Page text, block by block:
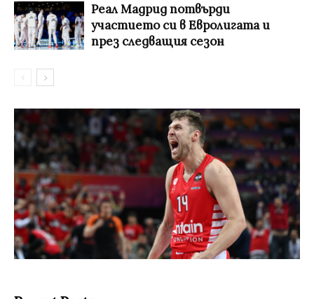
Реал Мадрид потвърди
участието си в Евролигата и
през следващия сезон